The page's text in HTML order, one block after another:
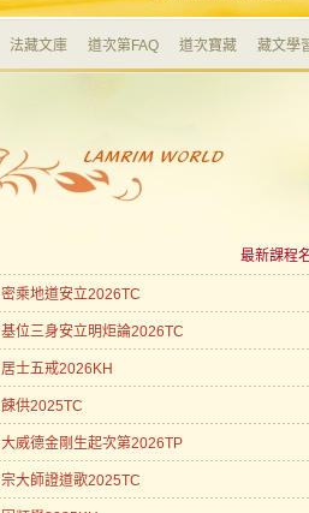
法藏文庫 道次第FAQ 道次寶藏 藏文學
最新課程
密乘地道安立2026TC
基位三身安立明炬論2026TC
居士五戒2026KH
餗供2025TC
大威德金剛生起次第2026TP
宗大師證道歌2025TC